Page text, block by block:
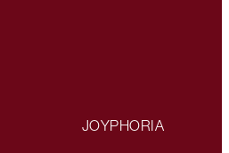
JOYPHORIA